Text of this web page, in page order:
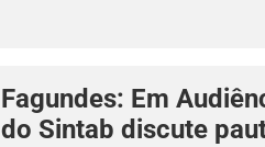
Fagundes: Em
do Sintab discute